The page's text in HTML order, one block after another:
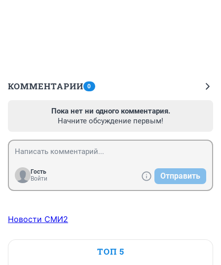
КОММЕНТАРИИ 0
Пока нет ни одного комментария.
Начните обсуждение первым!
Гость
Войти
Отправить
Новости СМИ2
ТОП 5